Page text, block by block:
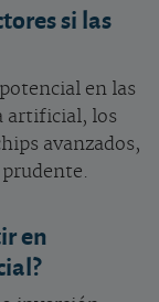
si las
en las
artificial, los
avanzados,
en